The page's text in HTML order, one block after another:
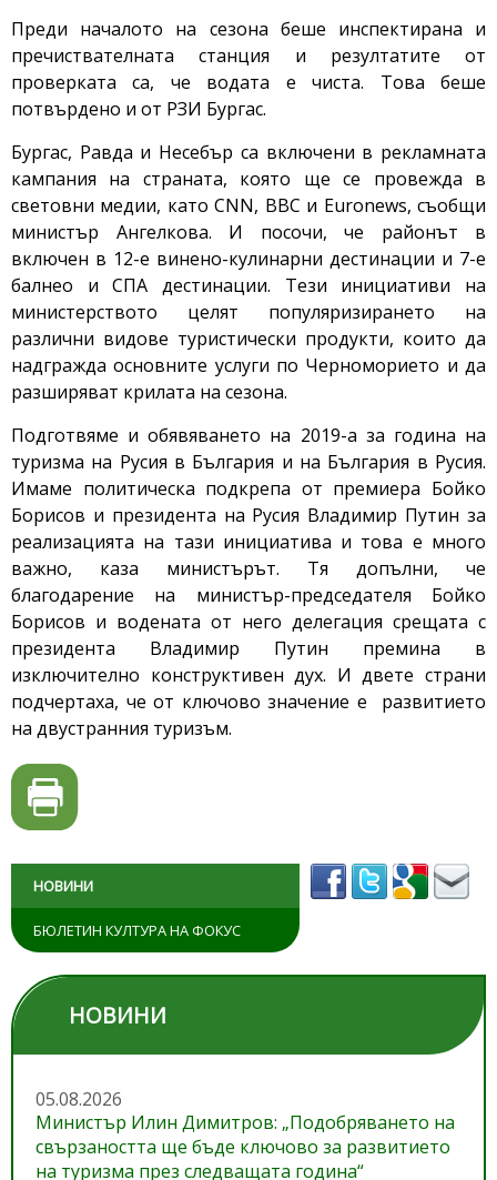
Преди началото на сезона беше инспектирана и
пречиствателната станция и резултатите от
проверката са, че водата е чиста. Това беше
потвърдено и от РЗИ Бургас.
Бургас, Равда и Несебър са включени в рекламната
кампания на страната, която ще се провежда в
световни медии, като CNN, BBC и Euronews, съобщи
министър Ангелкова. И посочи, че районът в
включен в 12-е винено-кулинарни дестинации и 7-е
балнео и СПА дестинации. Тези инициативи на
министерството целят популяризирането на
различни видове туристически продукти, които да
надгражда основните услуги по Черноморието и да
разширяват крилата на сезона.
Подготвяме и обявяването на 2019-а за година на
туризма на Русия в България и на България в Русия.
Имаме политическа подкрепа от премиера Бойко
Борисов и президента на Русия Владимир Путин за
реализацията на тази инициатива и това е много
важно, каза министърът. Тя допълни, че
благодарение на министър-председателя Бойко
Борисов и водената от него делегация срещата с
президента Владимир Путин премина в
изключително конструктивен дух. И двете страни
подчертаха, че от ключово значение е развитието
на двустранния туризъм.
НОВИНИ
БЮЛЕТИН КУЛТУРА НА ФОКУС
НОВИНИ
05.08.2026
Министър Илин Димитров: „Подобряването на
свързаността ще бъде ключово за развитието
на туризма през следващата година“